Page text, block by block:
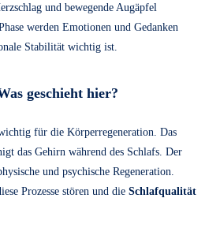
und bewegende Augäpfel
werden Emotionen und Gedanken
Stabilität wichtig ist.
geschieht hier?
für die Körperregeneration. Das
das Gehirn während des Schlafs. Der
und psychische Regeneration.
Prozesse stören und die Schlafqualität